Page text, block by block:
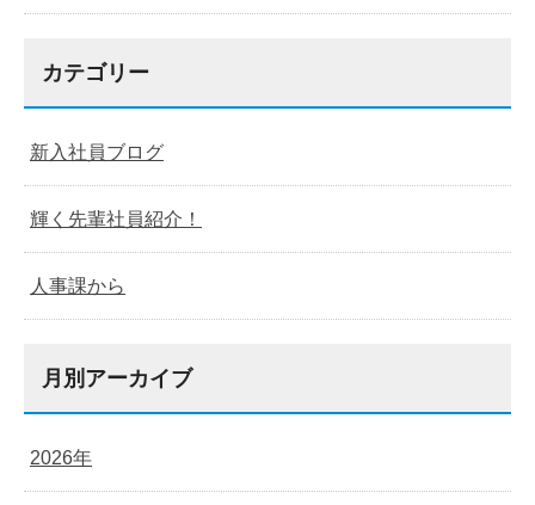
カテゴリー
新入社員ブログ
輝く先輩社員紹介！
人事課から
月別アーカイブ
2026年